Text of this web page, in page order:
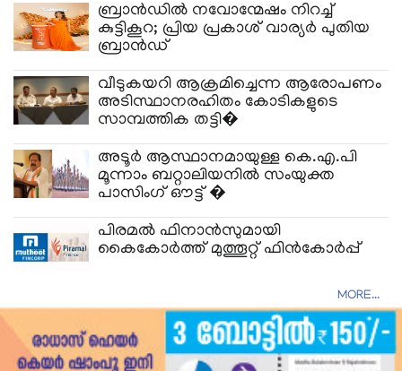
ബ്രാൻഡിൽ നവോന്മേഷം നിറച്ച്
കുട്ടികൂറ; പ്രിയ പ്രകാശ് വാര്യർ പുതിയ
ബ്രാൻഡ്
വീടുകയറി ആക്രമിച്ചെന്ന ആരോപണം
അടിസ്ഥാനരഹിതം കോടികളുടെ
സാമ്പത്തിക തട്ടി�
അടൂര്‍ ആസ്ഥാനമായുള്ള കെ.എ.പി
മൂന്നാം ബറ്റാലിയനില്‍ സംയുക്ത
പാസിംഗ് ഔട്ട് �
പിരമല്‍ ഫിനാന്‍സുമായി
കൈകോര്‍ത്ത് മുത്തൂറ്റ് ഫിന്‍കോര്‍പ്പ്
MORE...